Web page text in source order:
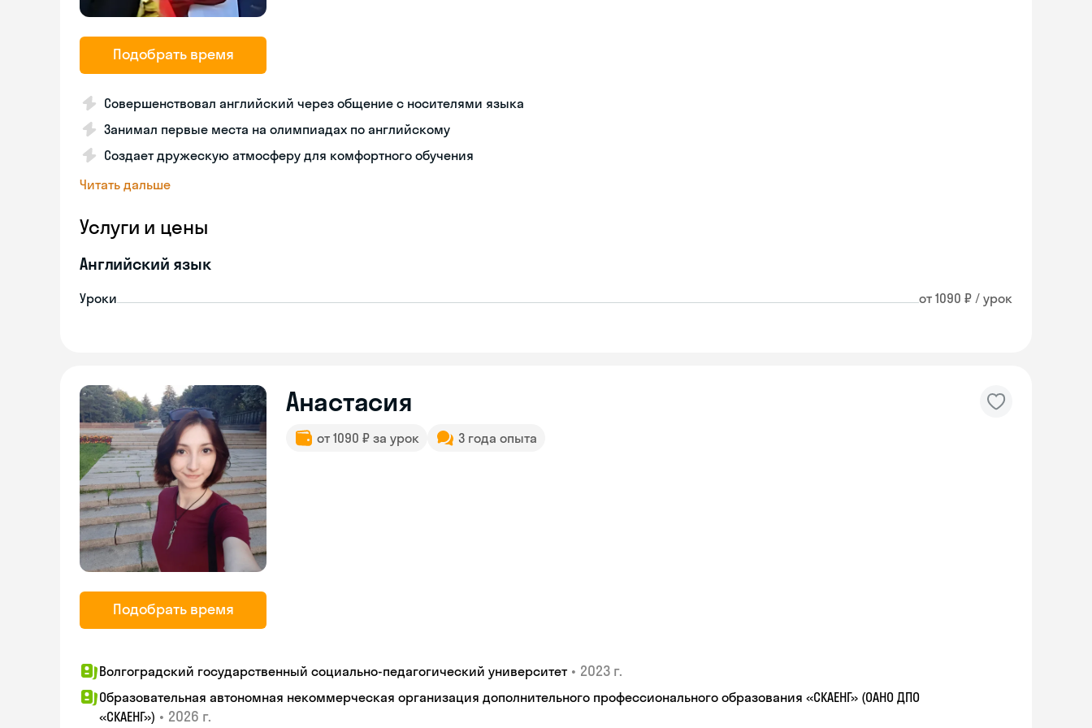
Подобрать время
Совершенствовал английский через общение с носителями языка
Занимал первые места на олимпиадах по английскому
Создает дружескую атмосферу для комфортного обучения
Читать дальше
Услуги и цены
Английский язык
Уроки от 1090 ₽ / урок
Подобрать время
Анастасия
от 1090 ₽ за урок 3 года опыта
Волгоградский государственный социально-педагогический университет • 2023 г.
Образовательная автономная некоммерческая организация дополнительного профессионального образования «СКАЕНГ» (ОАНО ДПО
«СКАЕНГ») • 2026 г.
Skyeng Chat